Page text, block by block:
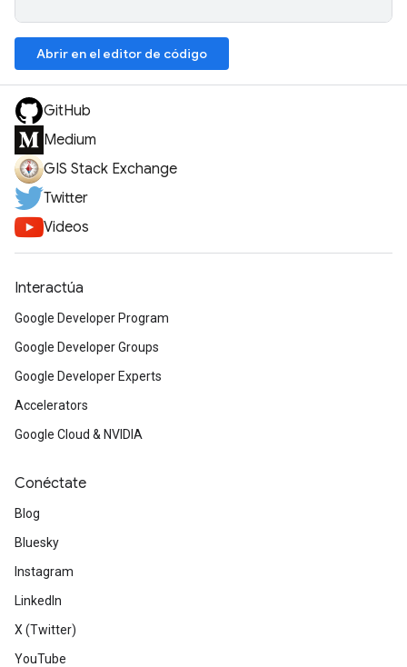
Abrir en el editor de código
GitHub
Medium
GIS Stack Exchange
Twitter
Videos
Interactúa
Google Developer Program
Google Developer Groups
Google Developer Experts
Accelerators
Google Cloud & NVIDIA
Conéctate
Blog
Bluesky
Instagram
LinkedIn
X (Twitter)
YouTube